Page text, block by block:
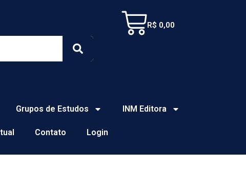
Search
R$ 0,00
Cart
Grupos de Estudos INM Editora
Contato Login